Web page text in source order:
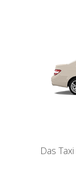
Das Taxi